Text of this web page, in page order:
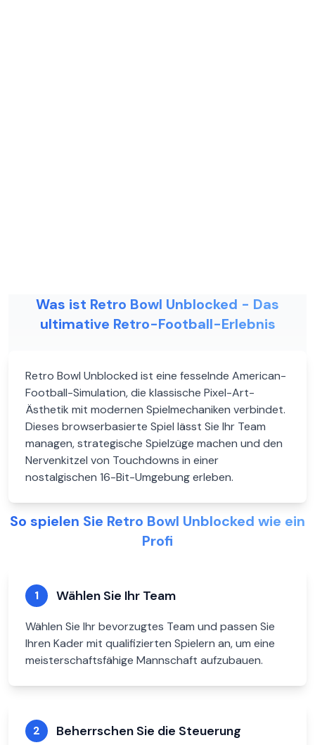
Was ist Retro Bowl Unblocked - Das
ultimative Retro-Football-Erlebnis
Retro Bowl Unblocked ist eine fesselnde American-
Football-Simulation, die klassische Pixel-Art-
Ästhetik mit modernen Spielmechaniken verbindet.
Dieses browserbasierte Spiel lässt Sie Ihr Team
managen, strategische Spielzüge machen und den
Nervenkitzel von Touchdowns in einer
nostalgischen 16-Bit-Umgebung erleben.
So spielen Sie Retro Bowl Unblocked wie ein
Profi
1 Wählen Sie Ihr Team
Wählen Sie Ihr bevorzugtes Team und passen Sie
Ihren Kader mit qualifizierten Spielern an, um eine
meisterschaftsfähige Mannschaft aufzubauen.
2 Beherrschen Sie die Steuerung